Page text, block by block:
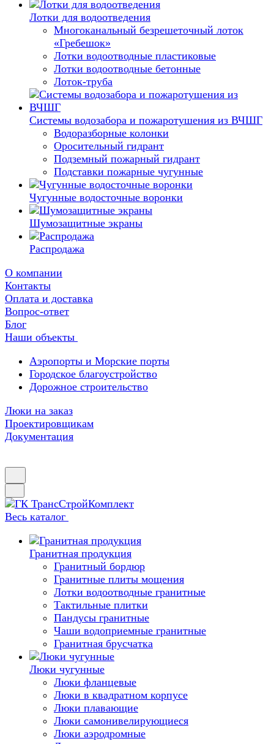
Лотки для водоотведения
Многоканальный безрешеточный лоток
«Гребешок»
Лотки водоотводные пластиковые
Лотки водоотводные бетонные
Лоток-труба
Системы водозабора и пожаротушения из ВЧШГ
Водоразборные колонки
Оросительный гидрант
Подземный пожарный гидрант
Подставки пожарные чугунные
Чугунные водосточные воронки
Шумозащитные экраны
Распродажа
О компании
Контакты
Оплата и доставка
Вопрос-ответ
Блог
Наши объекты
Аэропорты и Морские порты
Городское благоустройство
Дорожное строительство
Люки на заказ
Проектировщикам
Документация
Весь каталог
Гранитная продукция
Гранитный бордюр
Гранитные плиты мощения
Лотки водоотводные гранитные
Тактильные плитки
Пандусы гранитные
Чаши водоприемные гранитные
Гранитная брусчатка
Люки чугунные
Люки фланцевые
Люки в квадратном корпусе
Люки плавающие
Люки самонивелирующиеся
Люки аэродромные